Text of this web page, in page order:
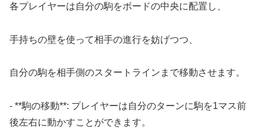
各プレイヤーは自分の駒をボードの中央に配置し、
手持ちの壁を使って相手の進行を妨げつつ、
自分の駒を相手側のスタートラインまで移動させます。
- **駒の移動**: プレイヤーは自分のターンに駒を1マス前
後左右に動かすことができます。